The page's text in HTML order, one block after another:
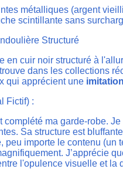
métalliques (argent
scintillante sans
Structuré
en cuir noir structuré à
dans les collections
qui apprécient une
Fictif) :
ma garde-robe.
Sa structure est
peu importe le contenu (un
J’apprécie
l'opulence visuelle et la